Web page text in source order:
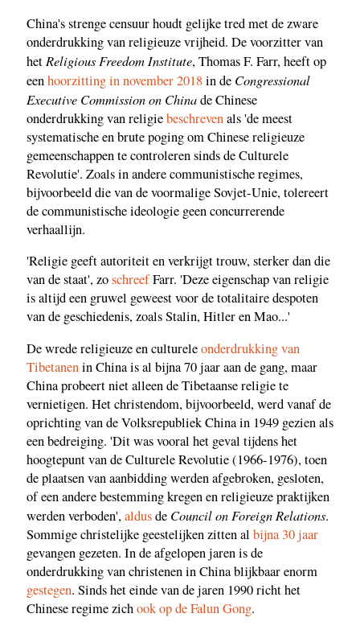
China's strenge censuur houdt gelijke tred met de zware
onderdrukking van religieuze vrijheid. De voorzitter van
het Religious Freedom Institute, Thomas F. Farr, heeft op
eenhoorzitting in november 2018in de Congressional
Executive Commission on Chinade Chinese
onderdrukking van religiebeschrevenals 'de meest
systematische en brute poging om Chinese religieuze
gemeenschappen te controleren sinds de Culturele
Revolutie'. Zoals in andere communistische regimes,
bijvoorbeeld die van de voormalige Sovjet-Unie, tolereert
de communistische ideologie geen concurrerende
verhaallijn.
'Religie geeft autoriteit en verkrijgt trouw, sterker dan die
van de staat', zoschreefFarr. 'Deze eigenschap van religie
is altijd een gruwel geweest voor de totalitaire despoten
van de geschiedenis, zoals Stalin, Hitler en Mao...'
De wrede religieuze en cultureleonderdrukking van
Tibetanenin China is al bijna 70 jaar aan de gang, maar
China probeert niet alleen de Tibetaanse religie te
vernietigen. Het christendom, bijvoorbeeld, werd vanaf de
oprichting van de Volksrepubliek China in 1949 gezien als
een bedreiging. 'Dit was vooral het geval tijdens het
hoogtepunt van de Culturele Revolutie (1966-1976), toen
de plaatsen van aanbidding werden afgebroken, gesloten,
of een andere bestemming kregen en religieuze praktijken
werden verboden',aldusde Council on Foreign Relations.
Sommige christelijke geestelijken zitten al bijna 30 jaar
gevangen gezeten. In de afgelopen jaren is de
onderdrukking van christenen in China blijkbaar enorm
gestegen. Sinds het einde van de jaren 1990 richt het
Chinese regime zichook op de Falun Gong.